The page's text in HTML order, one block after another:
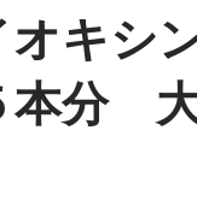
キシ
本分